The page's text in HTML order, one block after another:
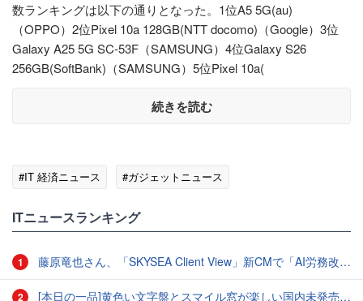
数ランキングは以下の通りとなった。1位A5 5G(au)
（OPPO）2位Pixel 10a 128GB(NTT docomo)（Google）3位
Galaxy A25 5G SC-53F（SAMSUNG）4位Galaxy S26
256GB(SoftBank)（SAMSUNG）5位Pixel 10a(
続きを読む
#IT 経済ニュース #ガジェットニュース
ITニュースランキング
1 藤原竜也さん、「SKYSEA Client View」新CMで「AI労務改善」をアピール 働き方をAIが分析したら「すぐに休んで」と言われる？
2 [本日の一品]黄色い文字盤とスマイル窓が楽しい国内未発売のCASIO「AMW-880D」